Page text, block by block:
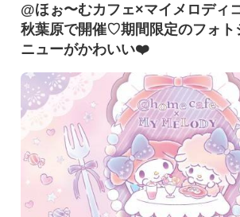
@ほぉ〜むカフェ×マイメロディ
秋葉原で開催♡期間限定のフォト
ニューがかわいい❤️